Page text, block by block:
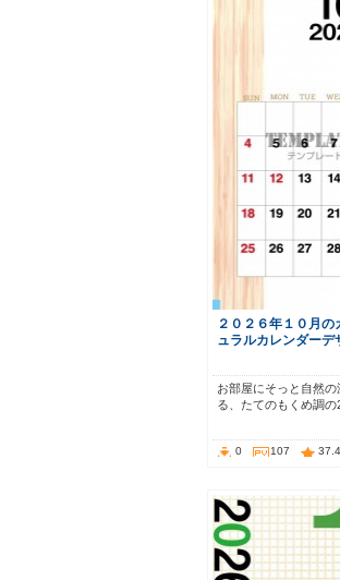
２０２６年１０月
ュラルカレンダーデ
お部屋にそっと自然
る、たてのもくめ調の
0 107